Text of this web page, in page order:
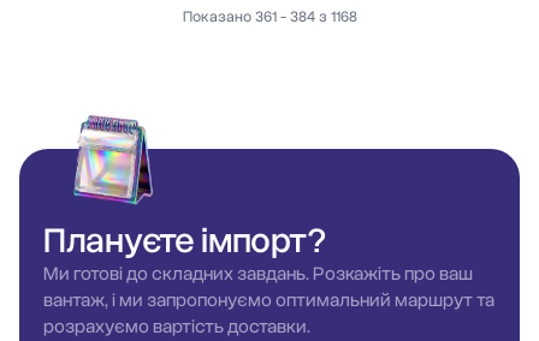
Показано 361 - 384 з 1168
Плануєтеімпорт?
Ми готові до складних завдань. Розкажіть про ваш
вантаж, і ми запропонуємо оптимальний маршрут та
розрахуємо вартість доставки.